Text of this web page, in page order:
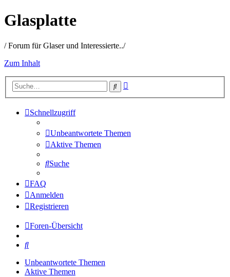
Glasplatte
/ Forum für Glaser und Interessierte../
Zum Inhalt
Suche
Schnellzugriff
Unbeantwortete Themen
Aktive Themen
Suche
FAQ
Anmelden
Registrieren
Foren-Übersicht
Suche
Unbeantwortete Themen
Aktive Themen